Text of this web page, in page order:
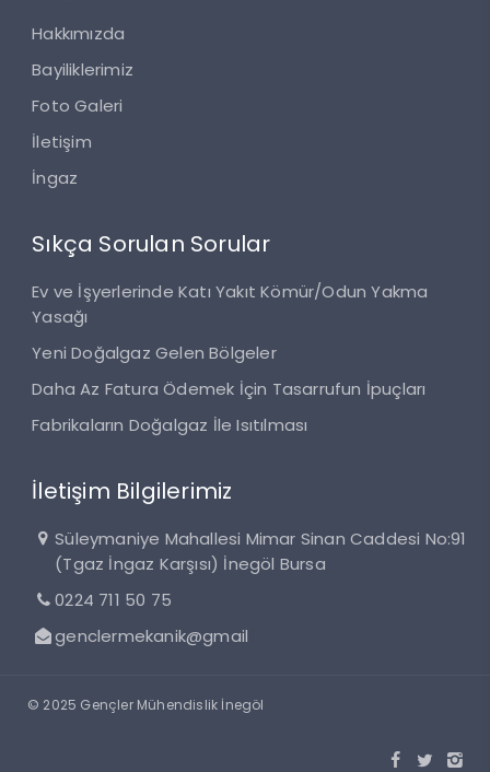
Hakkımızda
Bayiliklerimiz
Foto Galeri
İletişim
İngaz
Sıkça Sorulan Sorular
Ev ve İşyerlerinde Katı Yakıt Kömür/Odun Yakma
Yasağı
Yeni Doğalgaz Gelen Bölgeler
Daha Az Fatura Ödemek İçin Tasarrufun İpuçları
Fabrikaların Doğalgaz İle Isıtılması
İletişim Bilgilerimiz
Süleymaniye Mahallesi Mimar Sinan Caddesi No:91
(Tgaz İngaz Karşısı) İnegöl Bursa
0224 711 50 75
genclermekanik@gmail
© 2025 Gençler Mühendislik İnegöl